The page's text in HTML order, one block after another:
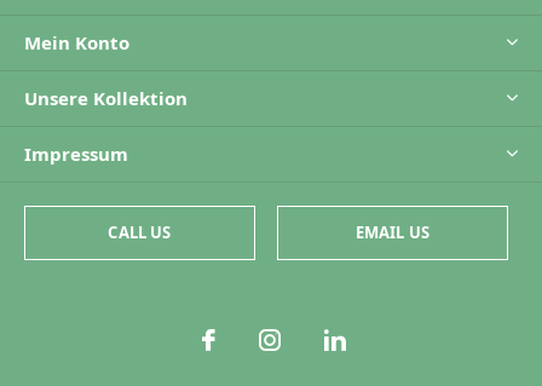
Mein Konto
Unsere Kollektion
Impressum
CALL US EMAIL US